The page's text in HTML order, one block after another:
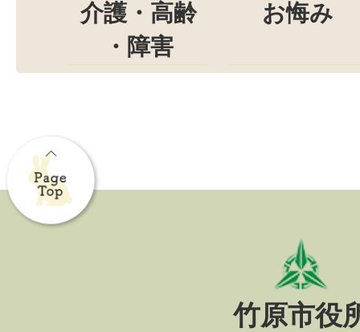
介護・高齢
・障害
お悔み
竹原市役